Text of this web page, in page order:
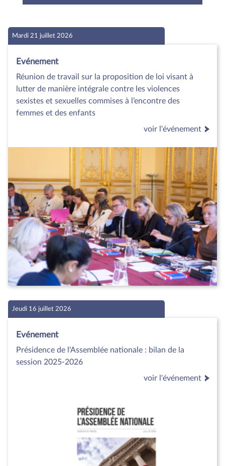
Mardi 21 juillet 2026
Evénement
Réunion de travail sur la proposition de loi visant à
lutter de manière intégrale contre les violences
sexistes et sexuelles commises à l’encontre des
femmes et des enfants
voir l'événement
Jeudi 16 juillet 2026
Evénement
Présidence de l'Assemblée nationale : bilan de la
session 2025-2026
voir l'événement